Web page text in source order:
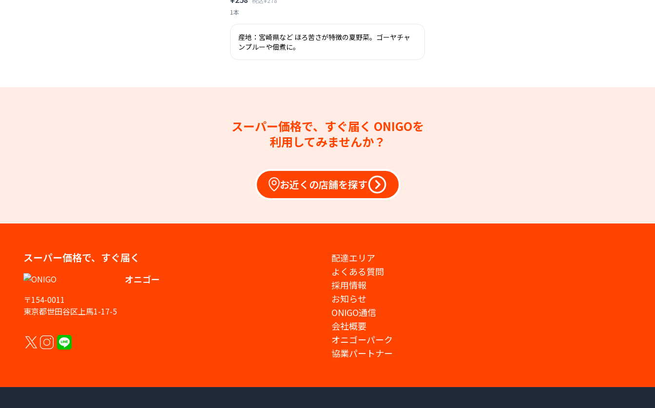
1本
産地：宮崎県など ほろ苦さが特徴の夏野菜。ゴーヤチャ
ンプルーや佃煮に。
スーパー価格で、すぐ届く ONIGOを
利用してみませんか？
お近くの店舗を探す
スーパー価格で、すぐ届く
オニゴー
〒154-0011
東京都世田谷区上馬1-17-5
配達エリア
よくある質問
採用情報
お知らせ
ONIGO通信
会社概要
オニゴーパーク
協業パートナー